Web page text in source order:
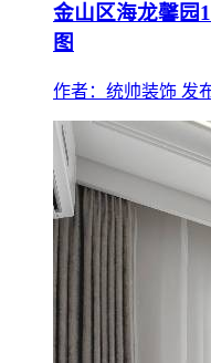
金山区海龙馨园
图
作者：统帅装饰 发